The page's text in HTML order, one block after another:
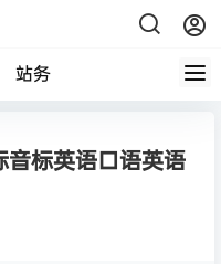
站务
标英语口语英语